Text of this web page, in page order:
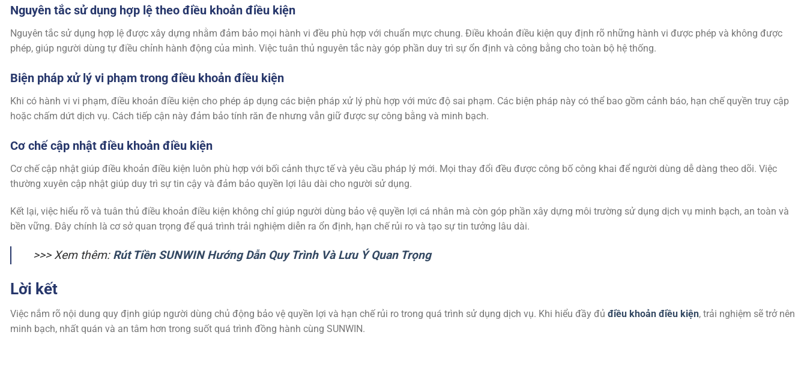
Nguyên tắc sử dụng hợp lệ theo điều khoản điều kiện
Nguyên tắc sử dụng hợp lệ được xây dựng nhằm đảm bảo mọi hành vi đều phù hợp với chuẩn mực chung. Điều khoản điều kiện quy định rõ những hành vi được phép và không được
phép, giúp người dùng tự điều chỉnh hành động của mình. Việc tuân thủ nguyên tắc này góp phần duy trì sự ổn định và công bằng cho toàn bộ hệ thống.
Biện pháp xử lý vi phạm trong điều khoản điều kiện
Khi có hành vi vi phạm, điều khoản điều kiện cho phép áp dụng các biện pháp xử lý phù hợp với mức độ sai phạm. Các biện pháp này có thể bao gồm cảnh báo, hạn chế quyền truy cập
hoặc chấm dứt dịch vụ. Cách tiếp cận này đảm bảo tính răn đe nhưng vẫn giữ được sự công bằng và minh bạch.
Cơ chế cập nhật điều khoản điều kiện
Cơ chế cập nhật giúp điều khoản điều kiện luôn phù hợp với bối cảnh thực tế và yêu cầu pháp lý mới. Mọi thay đổi đều được công bố công khai để người dùng dễ dàng theo dõi. Việc
thường xuyên cập nhật giúp duy trì sự tin cậy và đảm bảo quyền lợi lâu dài cho người sử dụng.
Kết lại, việc hiểu rõ và tuân thủ điều khoản điều kiện không chỉ giúp người dùng bảo vệ quyền lợi cá nhân mà còn góp phần xây dựng môi trường sử dụng dịch vụ minh bạch, an toàn và
bền vững. Đây chính là cơ sở quan trọng để quá trình trải nghiệm diễn ra ổn định, hạn chế rủi ro và tạo sự tin tưởng lâu dài.
>>> Xem thêm: Rút Tiền SUNWIN Hướng Dẫn Quy Trình Và Lưu Ý Quan Trọng
Lời kết
Việc nắm rõ nội dung quy định giúp người dùng chủ động bảo vệ quyền lợi và hạn chế rủi ro trong quá trình sử dụng dịch vụ. Khi hiểu đầy đủ điều khoản điều kiện, trải nghiệm sẽ trở nên
minh bạch, nhất quán và an tâm hơn trong suốt quá trình đồng hành cùng SUNWIN.